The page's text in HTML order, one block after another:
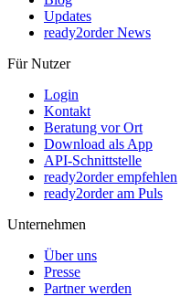
Updates
ready2order News
Für Nutzer
Login
Kontakt
Beratung vor Ort
Download als App
API-Schnittstelle
ready2order empfehlen
ready2order am Puls
Unternehmen
Über uns
Presse
Partner werden